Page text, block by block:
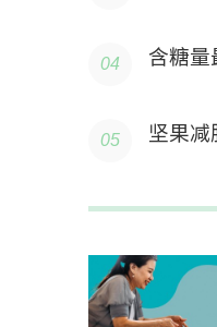
含糖量
坚果减